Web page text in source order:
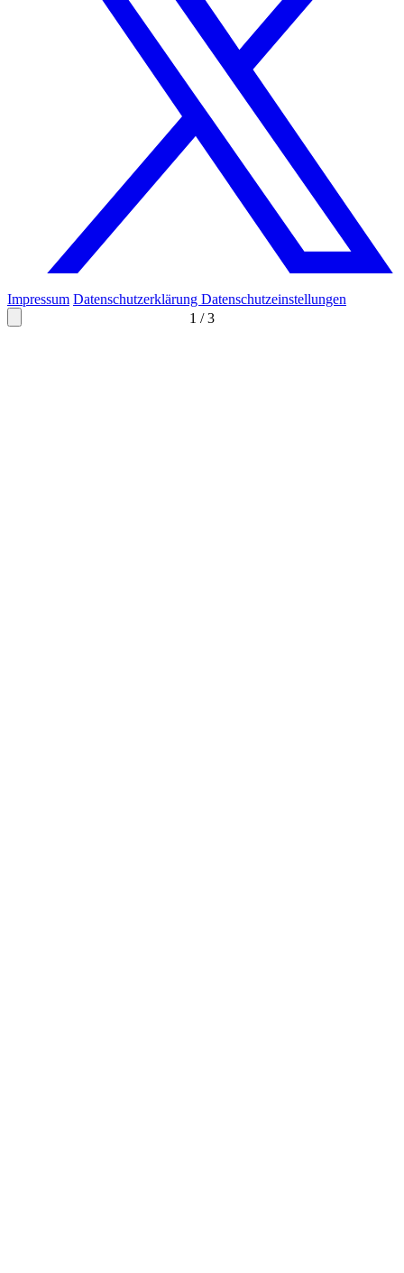
1 /3
Impressum Datenschutzerklärung Datenschutzeinstellungen